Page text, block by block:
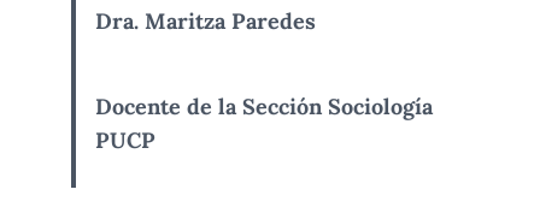
Dra. Maritza Paredes
Docente de la Sección Sociología
PUCP